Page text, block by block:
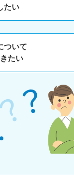
たい
ついて
たい